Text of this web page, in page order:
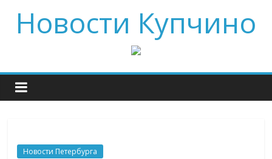
Новости Купчино
Новости Петербурга